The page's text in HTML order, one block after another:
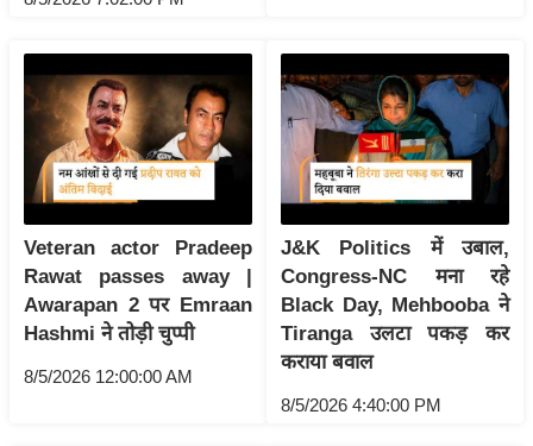
ण
स
सा
म
क
मा
तृ
भू
मि
Veteran actor Pradeep
Rawat passes away |
Awarapan 2 पर Emraan
Hashmi ने तोड़ी चुप्पी
8/5/2026 12:00:00 AM
J&K Politics में उबाल,
Congress-NC मना रहे
Black Day, Mehbooba ने
Tiranga उलटा पकड़ कर
कराया बवाल
8/5/2026 4:40:00 PM